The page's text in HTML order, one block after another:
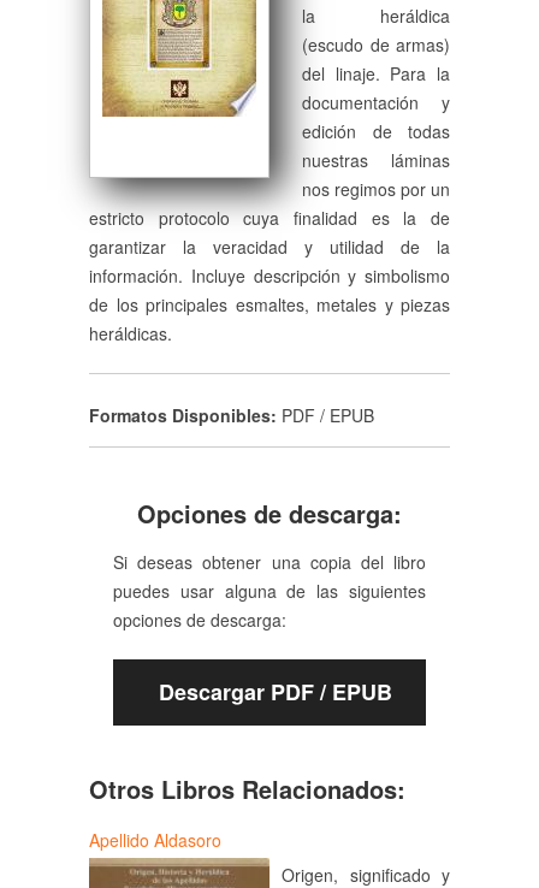
la heráldica
(escudo de armas)
del linaje. Para la
documentación y
edición de todas
nuestras láminas
nos regimos por un
estricto protocolo cuya finalidad es la de
garantizar la veracidad y utilidad de la
información. Incluye descripción y simbolismo
de los principales esmaltes, metales y piezas
heráldicas.
Formatos Disponibles: PDF / EPUB
Opciones de descarga:
Si deseas obtener una copia del libro
puedes usar alguna de las siguientes
opciones de descarga:
Descargar PDF / EPUB
Otros Libros Relacionados:
Apellido Aldasoro
Origen, significado y